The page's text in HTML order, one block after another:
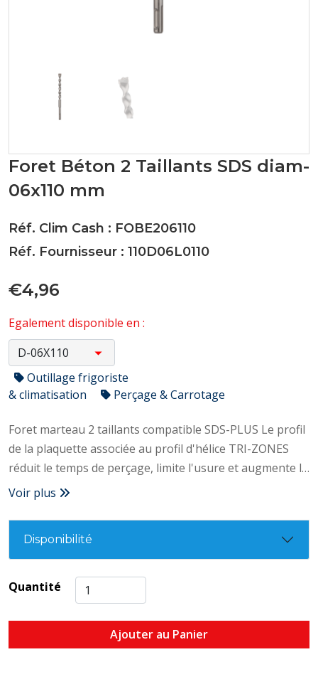
Foret Béton 2 Taillants SDS diam-
06x110 mm
Réf. Clim Cash : FOBE206110
Réf. Fournisseur : 110D06L0110
€4,96
Egalement disponible en :
Outillage frigoriste
& climatisation
Perçage & Carrotage
Foret marteau 2 taillants compatible SDS-PLUS Le profil
de la plaquette associée au profil d'hélice TRI-ZONES
réduit le temps de perçage, limite l'usure et augmente la
durée de vie du foret. – Plaquette brise béton – Pointe
Précision lors du démarrage du trou – Trou
parfaitement rond et calibré – Evacuation rapide des
poussières – Résistance et grande durée de vie
Voir plus
Disponibilité
Quantité
Ajouter au Panier